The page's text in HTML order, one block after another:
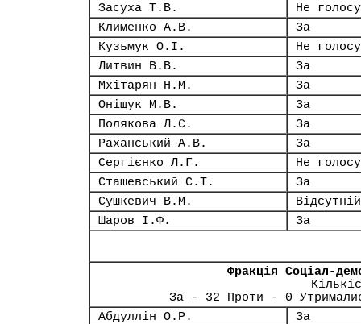
Засуха Т.В.
Не
Клименко А.В.
За
Кузьмук О.І.
Не
Литвин В.В.
За
Мхітарян Н.М.
За
Оніщук М.В.
За
Полякова Л.Є.
За
Раханський А.В.
За
Сергієнко Л.Г.
Не
Сташевський С.Т.
За
Сушкевич В.М.
Відсутній
Шаров І.Ф.
За
Фракція Соціал-
За - 32 Проти - 0
Абдуллін О.Р.
За